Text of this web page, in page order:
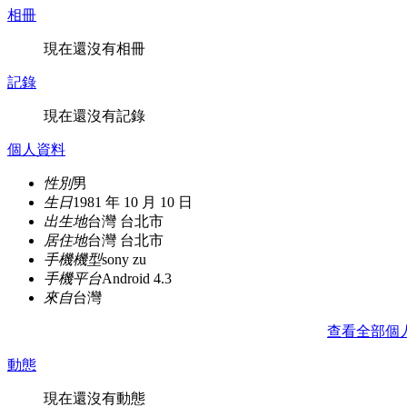
相冊
現在還沒有相冊
記錄
現在還沒有記錄
個人資料
性別男
生日1981 年 10 月 10 日
出生地台灣 台北市
居住地台灣 台北市
手機機型sony zu
手機平台Android 4.3
來自台灣
查看全部個
動態
現在還沒有動態